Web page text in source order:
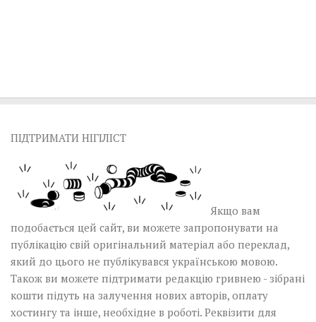
ПІДТРИМАТИ НІГІЛІСТ
Якщо вам
подобається цей сайт, ви можете запропонувати на
публікацію свій оригінальний матеріал або переклад,
який до цього не публікувався українською мовою.
Також ви можете підтримати редакцію гривнею - зібрані
кошти підуть на залучення нових авторів, оплату
хостингу та інше, необхідне в роботі. Реквізити для